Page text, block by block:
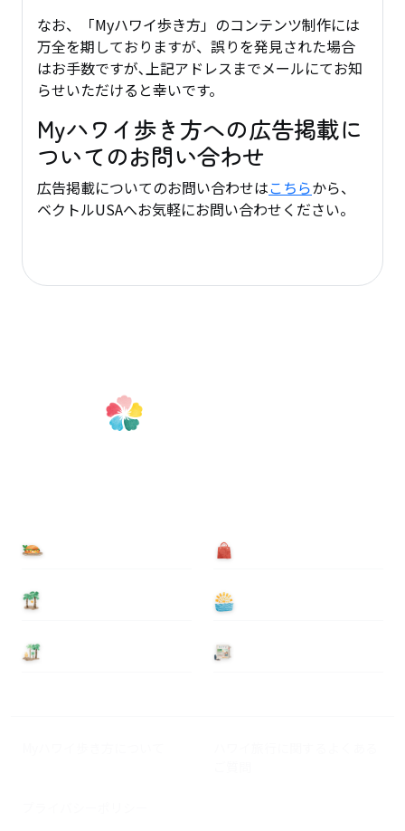
なお、「Myハワイ歩き方」のコンテンツ制作には
万全を期しておりますが、誤りを発見された場合
はお手数ですが､上記アドレスまでメールにてお知
らせいただけると幸いです。
Myハワイ歩き方への広告掲載に
ついてのお問い合わせ
広告掲載についてのお問い合わせはこちらから、
ベクトルUSAへお気軽にお問い合わせください。